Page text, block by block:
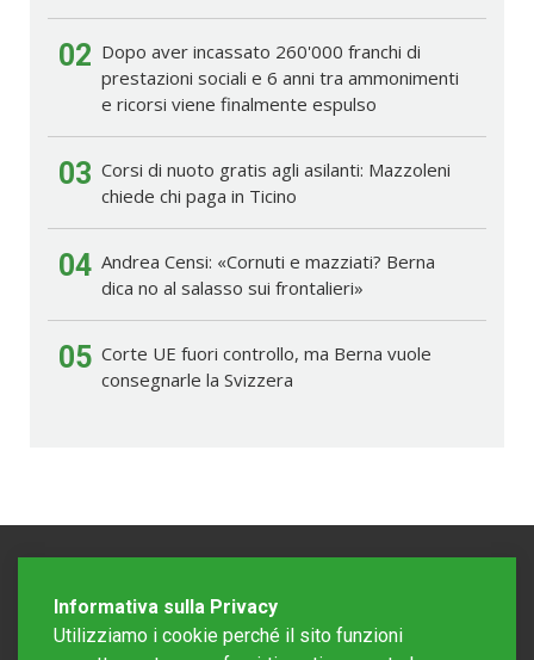
02 Dopo aver incassato 260'000 franchi di
prestazioni sociali e 6 anni tra ammonimenti
e ricorsi viene finalmente espulso
03 Corsi di nuoto gratis agli asilanti: Mazzoleni
chiede chi paga in Ticino
04 Andrea Censi: «Cornuti e mazziati? Berna
dica no al salasso sui frontalieri»
05 Corte UE fuori controllo, ma Berna vuole
consegnarle la Svizzera
Informativa sulla Privacy
Utilizziamo i cookie perché il sito funzioni